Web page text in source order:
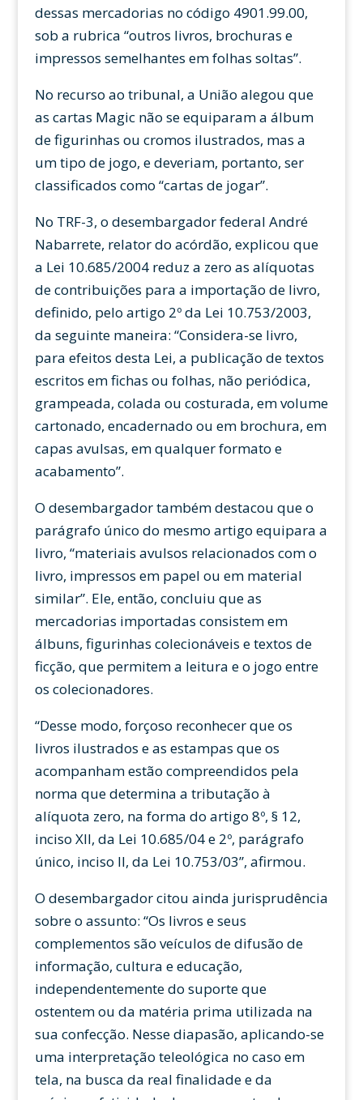
dessas mercadorias no código 4901.99.00,
sob a rubrica “outros livros, brochuras e
impressos semelhantes em folhas soltas”.
No recurso ao tribunal, a União alegou que
as cartas Magic não se equiparam a álbum
de figurinhas ou cromos ilustrados, mas a
um tipo de jogo, e deveriam, portanto, ser
classificados como “cartas de jogar”.
No TRF-3, o desembargador federal André
Nabarrete, relator do acórdão, explicou que
a Lei 10.685/2004 reduz a zero as alíquotas
de contribuições para a importação de livro,
definido, pelo artigo 2º da Lei 10.753/2003,
da seguinte maneira: “Considera-se livro,
para efeitos desta Lei, a publicação de textos
escritos em fichas ou folhas, não periódica,
grampeada, colada ou costurada, em volume
cartonado, encadernado ou em brochura, em
capas avulsas, em qualquer formato e
acabamento”.
O desembargador também destacou que o
parágrafo único do mesmo artigo equipara a
livro, “materiais avulsos relacionados com o
livro, impressos em papel ou em material
similar”. Ele, então, concluiu que as
mercadorias importadas consistem em
álbuns, figurinhas colecionáveis e textos de
ficção, que permitem a leitura e o jogo entre
os colecionadores.
“Desse modo, forçoso reconhecer que os
livros ilustrados e as estampas que os
acompanham estão compreendidos pela
norma que determina a tributação à
alíquota zero, na forma do artigo 8º, § 12,
inciso XII, da Lei 10.685/04 e 2º, parágrafo
único, inciso II, da Lei 10.753/03”, afirmou.
O desembargador citou ainda jurisprudência
sobre o assunto: “Os livros e seus
complementos são veículos de difusão de
informação, cultura e educação,
independentemente do suporte que
ostentem ou da matéria prima utilizada na
sua confecção. Nesse diapasão, aplicando-se
uma interpretação teleológica no caso em
tela, na busca da real finalidade e da